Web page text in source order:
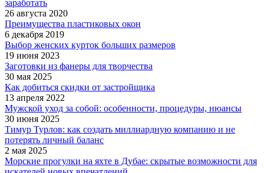
заработать
26 августа 2020
Преимущества пластиковых окон
6 декабря 2019
Выбор женских курток больших размеров
19 июня 2023
Заготовки из фанеры для творчества
30 мая 2025
Как добиться скидки от застройщика
13 апреля 2022
Мужской уход за собой: особенности, процедуры, нюансы
30 июня 2025
Тимур Турлов: как создать миллиардную компанию и не
потерять личный баланс
2 мая 2025
Морские прогулки на яхте в Дубае: скрытые возможности для